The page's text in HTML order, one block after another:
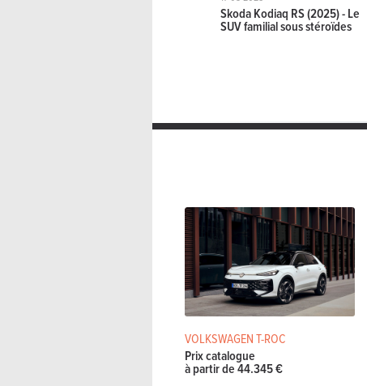
Skoda Kodiaq RS (2025) - Le
SUV familial sous stéroïdes
VOLKSWAGEN T-ROC
Prix catalogue
à partir de 44.345 €